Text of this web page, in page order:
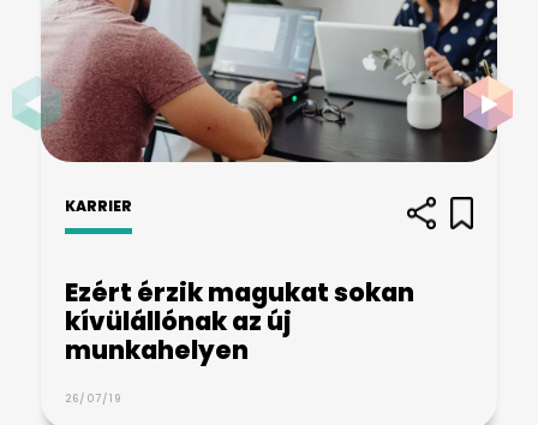
KARRIER
Ezért érzik magukat sokan
kívülállónak az új
munkahelyen
26/07/19